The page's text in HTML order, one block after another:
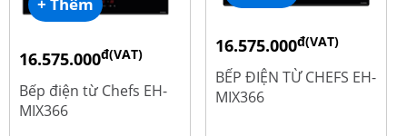
+ Thêm
16.575.000đ(VAT)
19.500.000
Bếp điện từ Chefs EH-
MIX366
16.575.000đ(VAT)
19.500.000
BẾP ĐIỆN TỪ CHEFS EH-
MIX366